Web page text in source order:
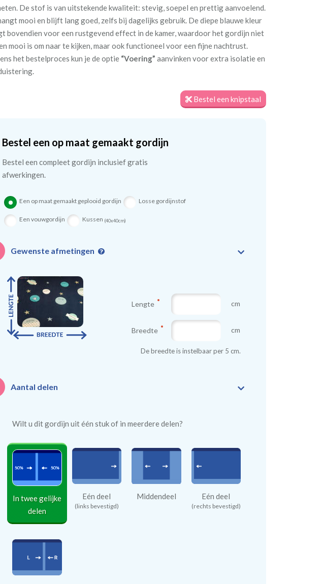
De stof is van uitstekende kwaliteit: stevig, soepel en prettig aanvoelend.
mooi en blijft lang goed, zelfs bij dagelijks gebruik. De diepe blauwe kleur
bovendien voor een rustgevend effect in de kamer, waardoor het gordijn niet
mooi is om naar te kijken, maar ook functioneel voor een fijne nachtrust.
het bestelproces kun je de optie “Voering” aanvinken voor extra isolatie en
Bestel een knipstaal
Bestel een op maat gemaakt gordijn
Bestel een compleet gordijn inclusief gratis
afwerkingen.
Een op maat gemaakt geplooid gordijn Losse gordijnstof
Een vouwgordijn Kussen (40x40cm)
Gewenste afmetingen
Lengte cm
Breedte cm
De breedte is instelbaar per 5 cm.
Aantal delen
Wilt u dit gordijn uit één stuk of in meerdere delen?
In twee gelijke
delen
Eén deel
(links bevestigd)
Middendeel Eén deel
(rechts bevestigd)